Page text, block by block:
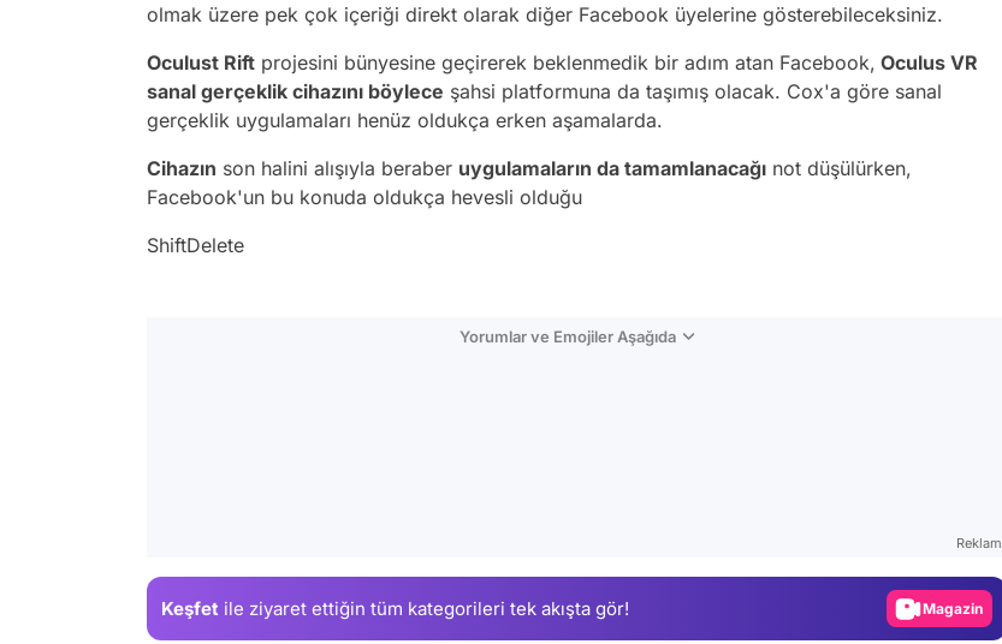
olmak üzere pek çok içeriği direkt olarak diğer Facebook üyelerine gösterebileceksiniz.
Oculust Rift projesini bünyesine geçirerek beklenmedik bir adım atan Facebook, Oculus VR
sanal gerçeklik cihazını böylece şahsi platformuna da taşımış olacak. Cox'a göre sanal
gerçeklik uygulamaları henüz oldukça erken aşamalarda.
Cihazın son halini alışıyla beraber uygulamaların da tamamlanacağı not düşülürken,
Facebook'un bu konuda oldukça hevesli olduğu
ShiftDelete
Yorumlar ve Emojiler Aşağıda
Reklam
Keşfet ile ziyaret ettiğin tüm kategorileri tek akışta gör! Magazin